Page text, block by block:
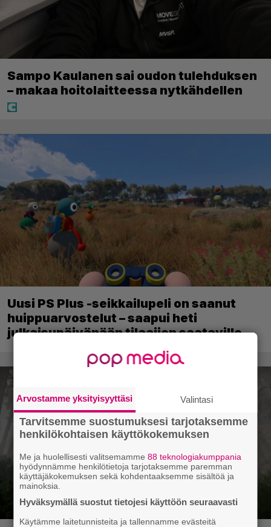
Sampo Kaulanen sai oudon tulehduksen
– makaa hoitolaitteessa nytkähdellen
Uusi PS Plus -seikkailupeli on saanut
huippuarvostelut – saapui heti
julkaisupäivänään tilaajien saataville
Arvostamme yksityisyyttäsi Valintasi
Tarvitsemme suostumuksesi tarjotaksemme
henkilökohtaisen käyttökokemuksen
Me ja huolellisesti valitsemamme88 teknologiakumppania
hyödynnämme henkilötietoja tarjotaksemme paremman
käyttäjäkokemuksen sekä kohdentaaksemme sisältöä ja
mainoksia.
Hyväksymällä suostut tietojesi käyttöön seuraavasti
Käytämme laitetunnisteita ja tallennamme evästeitä